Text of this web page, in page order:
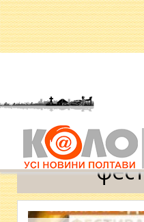
Головна » фестиваль